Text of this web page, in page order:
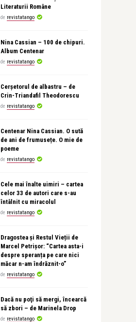
Literaturii Române
de revistatango
Nina Cassian – 100 de chipuri.
Album Centenar
de revistatango
Cerșetorul de albastru – de
Crin-Triandafil Theodorescu
de revistatango
Centenar Nina Cassian. O sută
de ani de frumusețe. O mie de
poeme
de revistatango
Cele mai înalte uimiri – cartea
celor 33 de autori care s-au
întâlnit cu miracolul
de revistatango
Dragostea și Restul Vieții de
Marcel Petrișor: “Cartea asta-i
despre speranța pe care nici
măcar n-am îndrăznit-o”
de revistatango
Dacă nu poţi să mergi, încearcă
să zbori – de Marinela Drop
de revistatango